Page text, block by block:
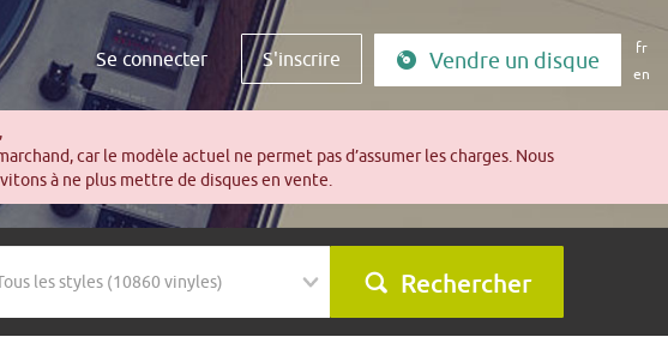
car le modèle actuel ne permet pas d’assumer les charges. Nous
à ne plus mettre de disques en vente.
Se connecter S'inscrire Vendre un disque
fr
en
Rechercher